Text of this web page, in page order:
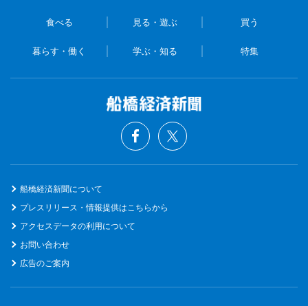
食べる 見る・遊ぶ 買う
暮らす・働く 学ぶ・知る 特集
船橋経済新聞について
プレスリリース・情報提供はこちらから
アクセスデータの利用について
お問い合わせ
広告のご案内